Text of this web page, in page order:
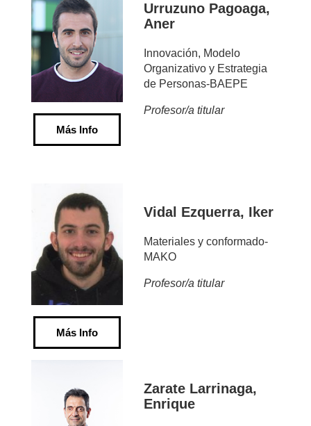
Más Info
Urruzuno Pagoaga,
Aner
Innovación, Modelo
Organizativo y Estrategia
de Personas-BAEPE
Profesor/a titular
Más Info
Vidal Ezquerra, Iker
Materiales y conformado-
MAKO
Profesor/a titular
Zarate Larrinaga,
Enrique